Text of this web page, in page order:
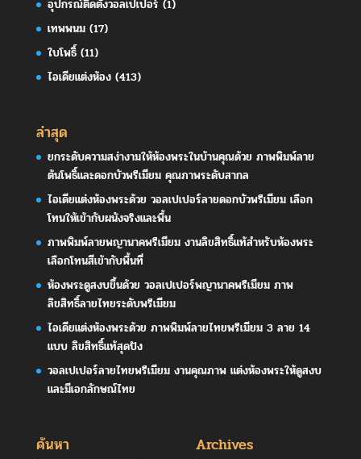
อุปกรณ์ติดตั้งวอลเปเปอร์ (1)
เทพพนม(17)
ใบโพธิ์(11)
ไอเดียแต่งห้อง(413)
ล่าสุด
ยกระดับความสง่างามให้ห้องพระในบ้านคุณด้วย ภาพพิมพ์ลาย
ต้นโพธิ์และดอกบัวพรีเมียม คุณภาพระดับสากล
ไอเดียแต่งห้องพระด้วย วอลเปเปอร์ลายดอกบัวพรีเมียม เลือก
โทนให้เข้ากับผนังจริงและพื้น
ภาพพิมพ์ลายพญานาคพรีเมียม งานลิขสิทธิ์แท้สำหรับห้องพระ
เลือกโทนสีเข้ากับพื้นที่
ห้องพระดูสงบขึ้นด้วย วอลเปเปอร์พญานาคพรีเมียม ภาพ
ลิขสิทธิ์ลายไทยระดับพรีเมียม
ไอเดียแต่งห้องพระด้วย ภาพพิมพ์ลายไทยพรีเมียม 3 ลาย 14
แบบ ลิขสิทธิ์แท้สุดปัง
วอลเปเปอร์ลายไทยพรีเมียม งานคุณภาพ แต่งห้องพระให้ดูสงบ
และมีเอกลักษณ์ไทย
ค้นหา Archives